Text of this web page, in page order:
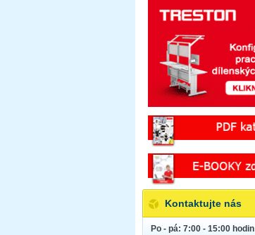
Kontaktujte nás
Po - pá: 7:00 - 15:00 hodin